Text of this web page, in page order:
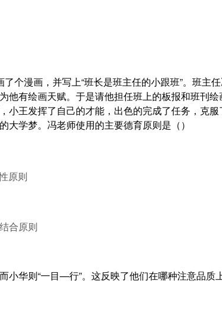
个漫画，并写上“班长是班主任的小跟班”。班主
他有绘画天赋。于是请他担任班上的板报和班刊
小王发挥了自己的才能，出色的完成了任务，克
大学梦。冯老师使用的主要德育原则是（）
原则
合原则
小华则“一目—行”。这反映了他们在哪种注意品质